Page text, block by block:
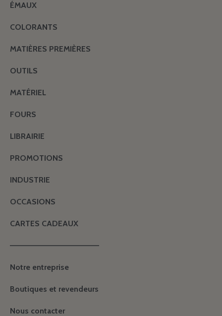
ÉMAUX
COLORANTS
MATIÈRES PREMIÈRES
OUTILS
MATÉRIEL
FOURS
LIBRAIRIE
PROMOTIONS
INDUSTRIE
OCCASIONS
CARTES CADEAUX
———————————————
Notre entreprise
Boutiques et revendeurs
Nous contacter